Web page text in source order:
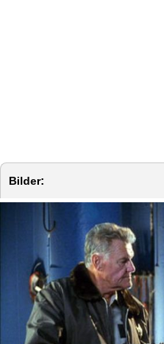
Bilder: